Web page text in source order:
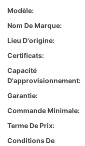
Modèle:
Nom De Marque:
Lieu D'origine:
Certificats:
Capacité
D'approvisionnement:
Garantie:
Commande Minimale:
Terme De Prix:
Conditions De